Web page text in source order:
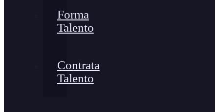
Forma
Talento
Contrata
Talento